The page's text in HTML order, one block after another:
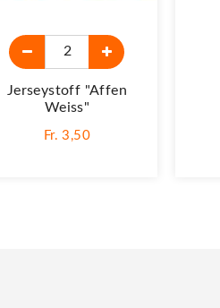
Jerseystoff "Affen
Weiss"
Fr. 3,50